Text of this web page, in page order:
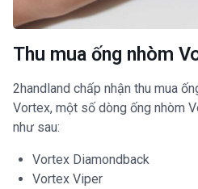
Thu mua ống nhòm
2handland chấp nhận thu mua
Vortex, một số dòng ống nhòm
như sau:
Vortex Diamondback
Vortex Viper